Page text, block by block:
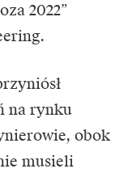
2022”
na rynku
obok
musieli